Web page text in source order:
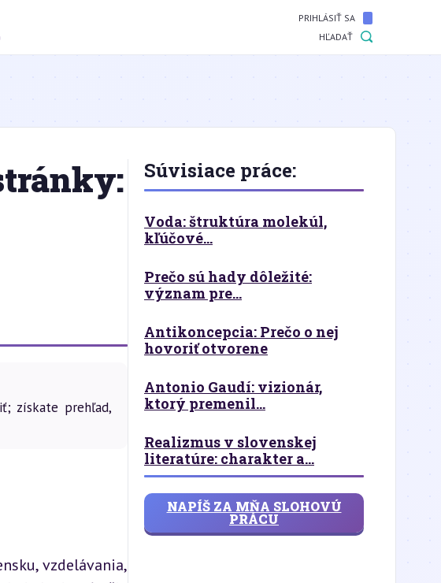
PRIHLÁSIŤ SA
HĽADAŤ
získate prehľad,
vzdelávania,
Súvisiace práce:
Voda: štruktúra molekúl,
kľúčové...
Prečo sú hady dôležité:
význam pre...
Antikoncepcia: Prečo o nej
hovoriť otvorene
Antonio Gaudí: vizionár,
ktorý premenil...
Realizmus v slovenskej
literatúre: charakter a...
NAPÍŠ ZA MŇA SLOHOVÚ
PRÁCU